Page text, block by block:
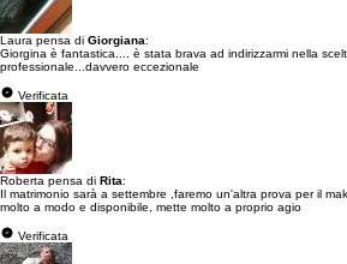
Laura pensa di Giorgiana:
Giorgina è fantastica.... è stata brava ad indirizzarmi nella
professionale...davvero eccezionale
Verificata
Roberta pensa di Rita:
Il matrimonio sarà a settembre ,faremo un'altra prova per il
molto a modo e disponibile, mette molto a proprio agio
Verificata